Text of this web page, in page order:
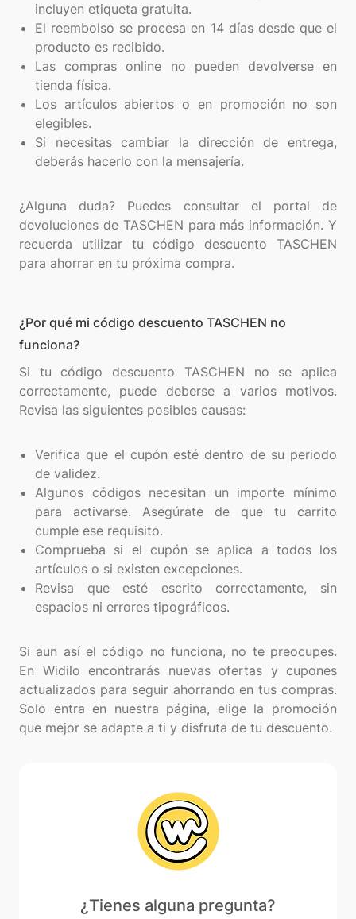
incluyen etiqueta gratuita.
El reembolso se procesa en 14 días desde que el
producto es recibido.
Las compras online no pueden devolverse en
tienda física.
Los artículos abiertos o en promoción no son
elegibles.
Si necesitas cambiar la dirección de entrega,
deberás hacerlo con la mensajería.
¿Alguna duda? Puedes consultar el portal de
devoluciones de TASCHEN para más información. Y
recuerda utilizar tu código descuento TASCHEN
¿Por qué mi código descuento TASCHEN no
funciona?
Si tu código descuento TASCHEN no se aplica
correctamente, puede deberse a varios motivos.
Revisa las siguientes posibles causas:
Verifica que el cupón esté dentro de su periodo
de validez.
Algunos códigos necesitan un importe mínimo
para activarse. Asegúrate de que tu carrito
cumple ese requisito.
Comprueba si el cupón se aplica a todos los
artículos o si existen excepciones.
Revisa que esté escrito correctamente, sin
espacios ni errores tipográficos.
Si aun así el código no funciona, no te preocupes.
En Widilo encontrarás nuevas ofertas y cupones
actualizados para seguir ahorrando en tus compras.
Solo entra en nuestra página, elige la promoción
¿Tienes alguna pregunta?